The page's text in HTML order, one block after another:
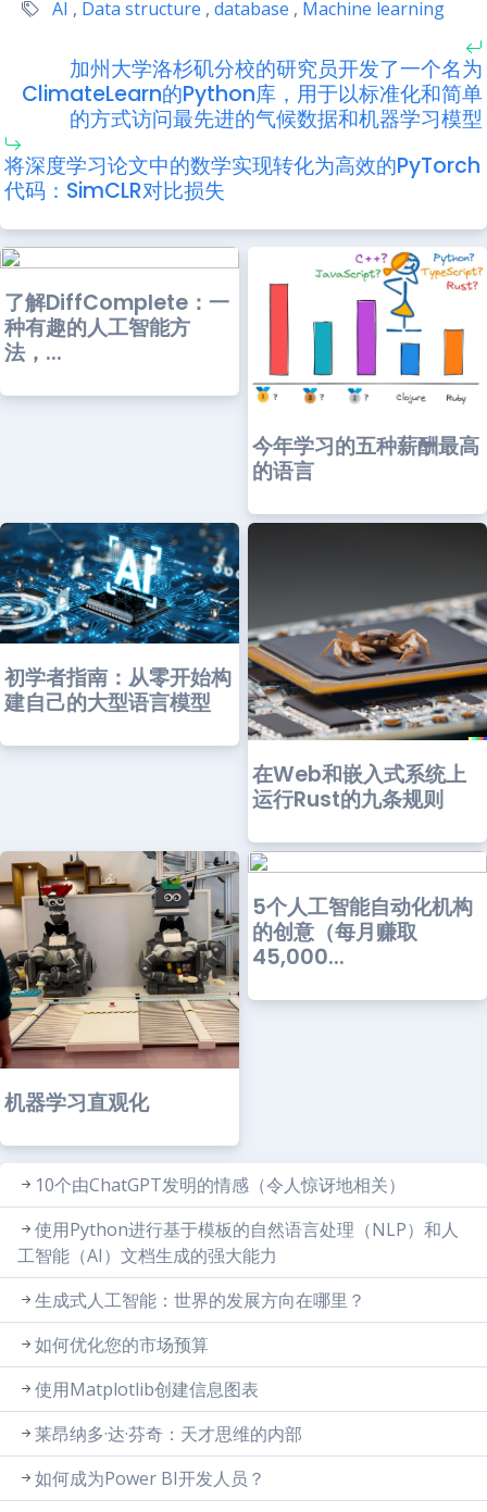
AI , Data structure , database , Machine learning
加州大学洛杉矶分校的研究员开发了一个名为
ClimateLearn的Python库，用于以标准化和简单
的方式访问最先进的气候数据和机器学习模型
将深度学习论文中的数学实现转化为高效的PyTorch
代码：SimCLR对比损失
了解DiffComplete：一
种有趣的人工智能方
法，...
今年学习的五种薪酬最高
的语言
初学者指南：从零开始构
建自己的大型语言模型
在Web和嵌入式系统上
运行Rust的九条规则
机器学习直观化
5个人工智能自动化机构
的创意（每月赚取
45,000...
10个由ChatGPT发明的情感（令人惊讶地相关）
使用Python进行基于模板的自然语言处理（NLP）和人
工智能（AI）文档生成的强大能力
生成式人工智能：世界的发展方向在哪里？
如何优化您的市场预算
使用Matplotlib创建信息图表
莱昂纳多·达·芬奇：天才思维的内部
如何成为Power BI开发人员？